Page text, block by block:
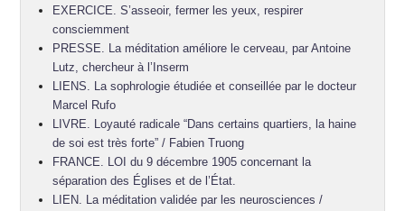
EXERCICE. S’asseoir, fermer les yeux, respirer
consciemment
PRESSE. La méditation améliore le cerveau, par Antoine
Lutz, chercheur à l’Inserm
LIENS. La sophrologie étudiée et conseillée par le docteur
Marcel Rufo
LIVRE. Loyauté radicale “Dans certains quartiers, la haine
de soi est très forte” / Fabien Truong
FRANCE. LOI du 9 décembre 1905 concernant la
séparation des Églises et de l’État.
LIEN. La méditation validée par les neurosciences /